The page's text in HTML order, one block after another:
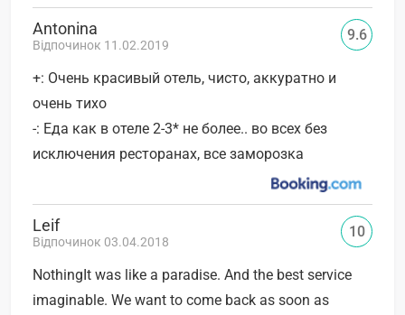
Antonina
Відпочинок 11.02.2019
+: Очень красивый отель, чисто, аккуратно и
очень тихо
-: Еда как в отеле 2-3* не более.. во всех без
исключения ресторанах, все заморозка
9.6
Leif
Відпочинок 03.04.2018
NothingIt was like a paradise. And the best service
imaginable. We want to come back as soon as
10